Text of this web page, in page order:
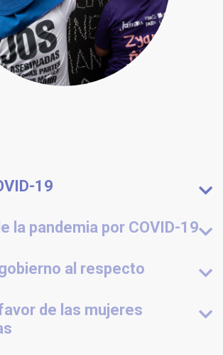
19
la pandemia por COVID-19
al respecto
de las mujeres